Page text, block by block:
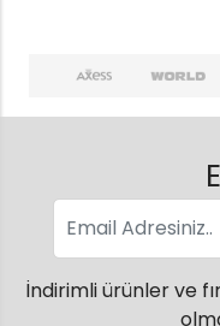
İndirimli ürünler ve